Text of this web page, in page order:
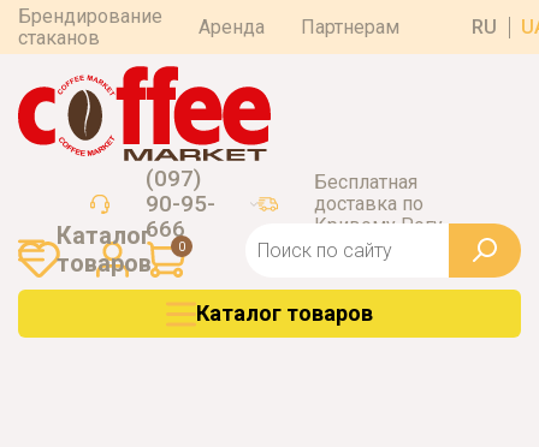
Брендирование
стаканов
Аренда Партнерам RU
(097)
90-95-
666
Бесплатная
доставка по
Кривому Рогу
0
Каталог
товаров
Каталог товаров